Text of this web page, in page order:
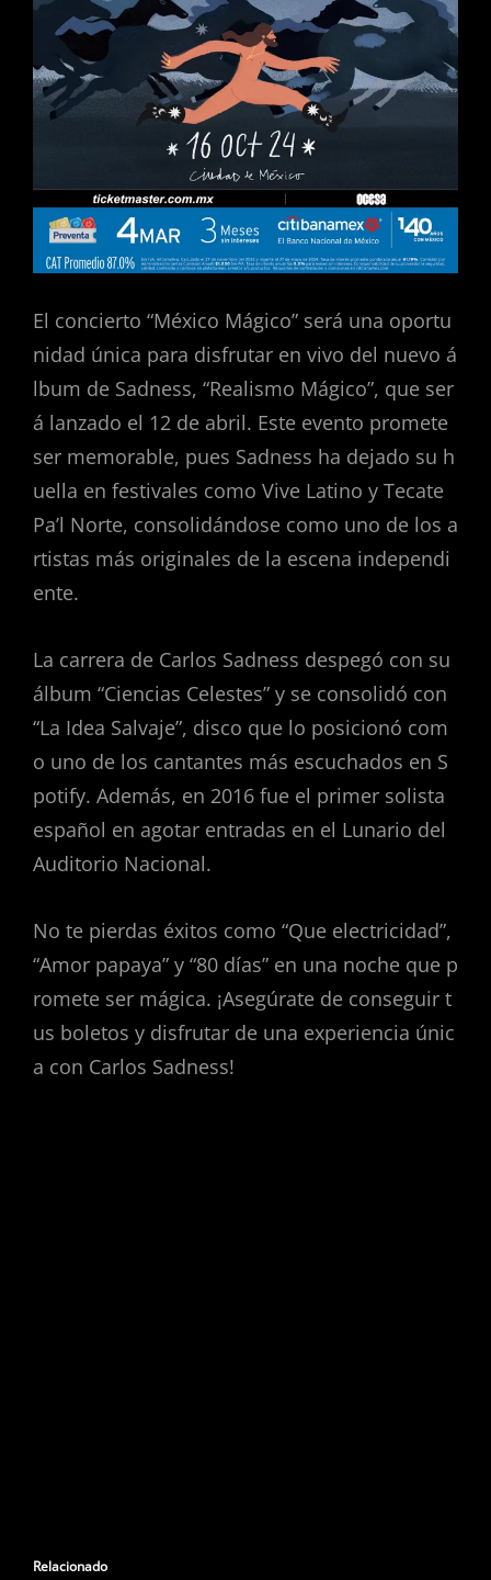
El concierto “México Mágico” será una oportu
nidad única para disfrutar en vivo del nuevo á
lbum de Sadness, “Realismo Mágico”, que ser
á lanzado el 12 de abril. Este evento promete
ser memorable, pues Sadness ha dejado su h
uella en festivales como Vive Latino y Tecate
Pa’l Norte, consolidándose como uno de los a
rtistas más originales de la escena independi
ente.
La carrera de Carlos Sadness despegó con su
álbum “Ciencias Celestes” y se consolidó con
“La Idea Salvaje”, disco que lo posicionó com
o uno de los cantantes más escuchados en S
potify. Además, en 2016 fue el primer solista
español en agotar entradas en el Lunario del
Auditorio Nacional.
No te pierdas éxitos como “Que electricidad”,
“Amor papaya” y “80 días” en una noche que p
romete ser mágica. ¡Asegúrate de conseguir t
us boletos y disfrutar de una experiencia únic
a con Carlos Sadness!
Relacionado